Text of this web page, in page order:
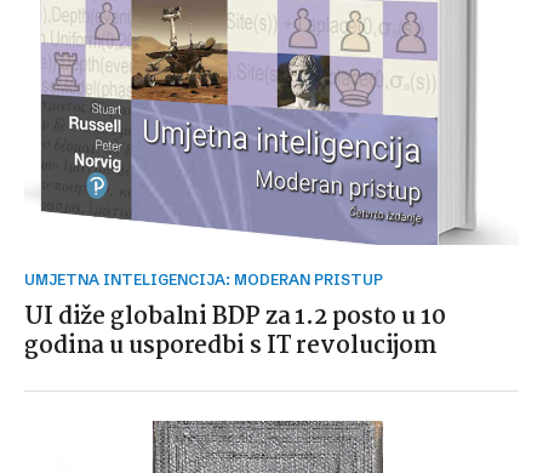
UMJETNA INTELIGENCIJA: MODERAN PRISTUP
UI diže globalni BDP za 1.2 posto u 10
godina u usporedbi s IT revolucijom